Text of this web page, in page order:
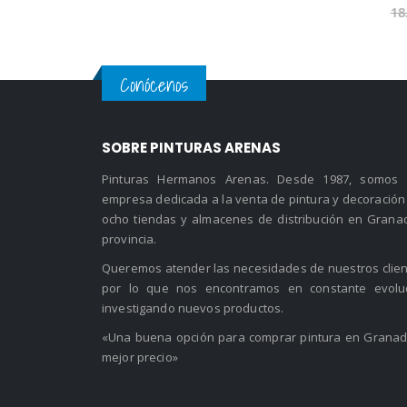
18.90€
Conócenos
SOBRE PINTURAS ARENAS
Pinturas Hermanos Arenas. Desde 1987, somos
empresa dedicada a la venta de pintura y decoración
ocho tiendas y almacenes de distribución en
provincia.
Queremos atender las necesidades de nuestros
por lo que nos encontramos en constante
investigando nuevos productos.
«Una buena opción para comprar pintura en
mejor precio»